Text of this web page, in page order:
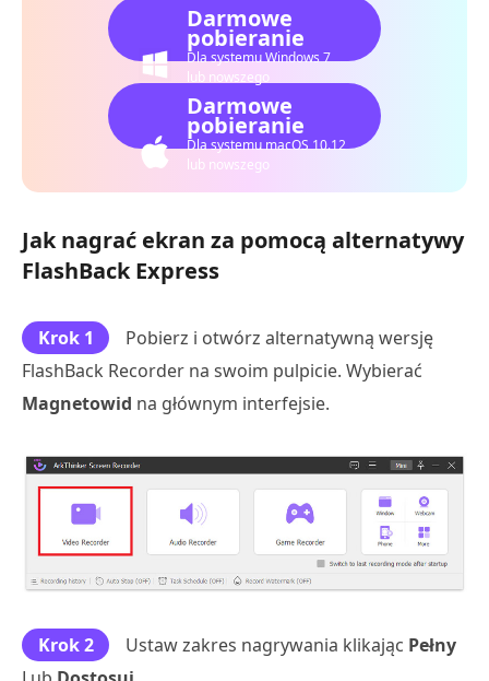
Darmowe
pobieranie
Dla systemu Windows 7
lub nowszego
Darmowe
pobieranie
Dla systemu macOS 10.12
lub nowszego
Jak nagrać ekran za pomocą alternatywy
FlashBack Express
Krok 1
Pobierz i otwórz alternatywną wersję
FlashBack Recorder na swoim pulpicie. Wybierać
Magnetowid na głównym interfejsie.
Krok 2 Ustaw zakres nagrywania klikając Pełny